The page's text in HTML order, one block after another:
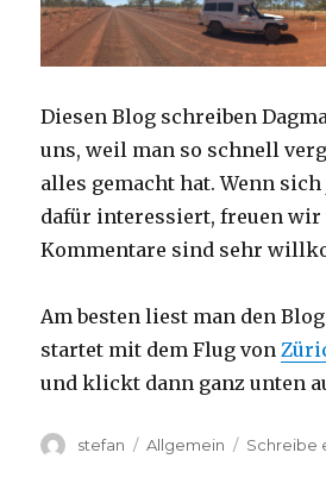
Diesen Blog schreiben
uns, weil man so schnell
alles gemacht hat. Wenn
dafür interessiert, freuen wir
Kommentare sind sehr
Am besten liest man den
startet mit dem Flug von
und klickt dann ganz unten
Autor
stefan Kategorien
Allgemein Schreibe